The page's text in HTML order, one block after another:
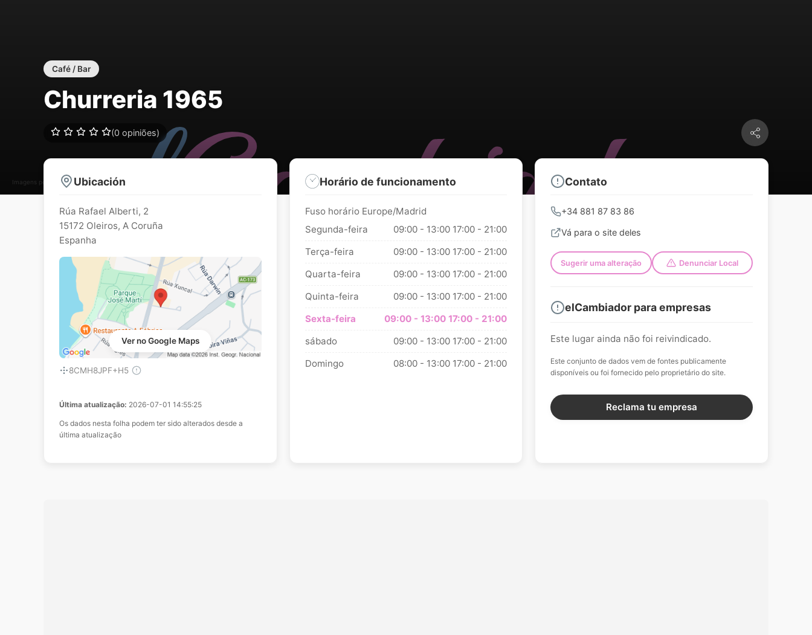
Imagens podem estar sujeitos a direitos de autor
Café / Bar
Churreria 1965
(0 opiniões)
Ubicación
Rúa Rafael Alberti, 2
15172 Oleiros, A Coruña
Espanha
Ver no Google Maps
8CMH8JPF+H5
Última atualização: 2026-07-01 14:55:25
Os dados nesta folha podem ter sido alterados desde a
última atualização
Horário de funcionamento
Fuso horário Europe/Madrid
Segunda-feira
09:00 - 13:00 17:00 - 21:00
Terça-feira
09:00 - 13:00 17:00 - 21:00
Quarta-feira
09:00 - 13:00 17:00 - 21:00
Quinta-feira
09:00 - 13:00 17:00 - 21:00
Sexta-feira
09:00 - 13:0017:00 - 21:00
sábado
09:00 - 13:00 17:00 - 21:00
Domingo
08:00 - 13:00 17:00 - 21:00
Contato
+34 881 87 83 86
Vá para o site deles
Sugerir uma alteração Denunciar Local
elCambiador para empresas
Este lugar ainda não foi reivindicado.
Este conjunto de dados vem de fontes publicamente
disponíveis ou foi fornecido pelo proprietário do site.
Reclama tu empresa